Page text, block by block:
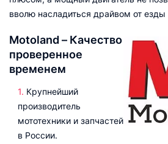
вволю насладиться драйвом от езды
Motoland – Качество
проверенное
временем
Крупнейший
производитель
мототехники и запчастей
в России.